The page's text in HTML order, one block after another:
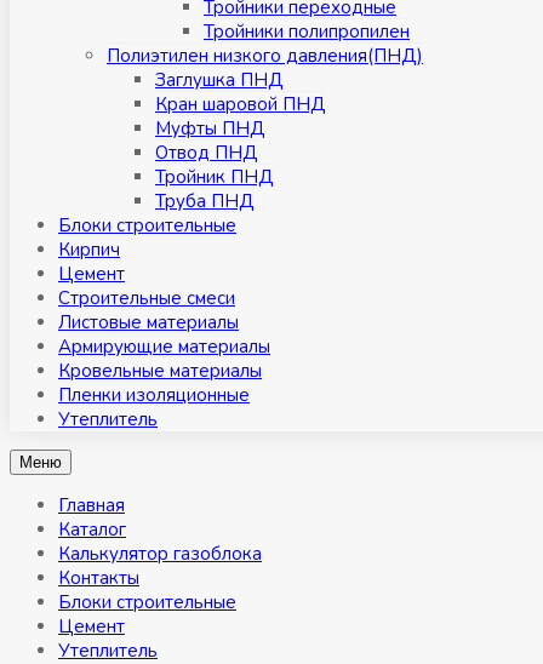
Тройники переходные
Тройники полипропилен
Полиэтилен низкого давления(ПНД)
Заглушка ПНД
Кран шаровой ПНД
Муфты ПНД
Отвод ПНД
Тройник ПНД
Труба ПНД
Блоки строительные
Кирпич
Цемент
Строительные смеси
Листовые материалы
Армирующие материалы
Кровельные материалы
Пленки изоляционные
Утеплитель
Меню
Главная
Каталог
Калькулятор газоблока
Контакты
Блоки строительные
Цемент
Утеплитель